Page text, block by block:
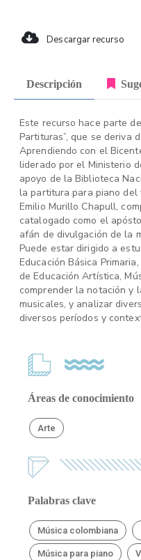
Descargar recurso
Descripción
Este recurso hace parte
Partituras”, que se deriva
Aprendiendo con el
liderado por el Ministerio
apoyo de la Biblioteca
la partitura para piano del
Emilio Murillo Chapull,
catalogado como el
afán de divulgación de la
Puede estar dirigido a
Educación Básica
de Educación Artística,
comprender la notación y
musicales, y analizar
diversos períodos y
Áreas de conocimiento
Arte
Palabras clave
Música colombiana
Música para piano